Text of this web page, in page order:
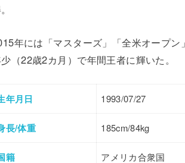
年には「マスターズ」「全米オープ
（22歳2カ月）で年間王者に輝いた。
年月日 1993/07/27
長/体重 185cm/84kg
籍 アメリカ合衆国